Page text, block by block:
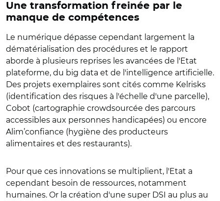
Une transformation freinée par le
manque de compétences
Le numérique dépasse cependant largement la
dématérialisation des procédures et le rapport
aborde à plusieurs reprises les avancées de l'Etat
plateforme, du big data et de l'intelligence artificielle.
Des projets exemplaires sont cités comme Kelrisks
(identification des risques à l'échelle d'une parcelle),
Cobot (cartographie crowdsourcée des parcours
accessibles aux personnes handicapées) ou encore
Alim’confiance (hygiène des producteurs
alimentaires et des restaurants).
Pour que ces innovations se multiplient, l'Etat a
cependant besoin de ressources, notamment
humaines. Or la création d'une super DSI au plus au